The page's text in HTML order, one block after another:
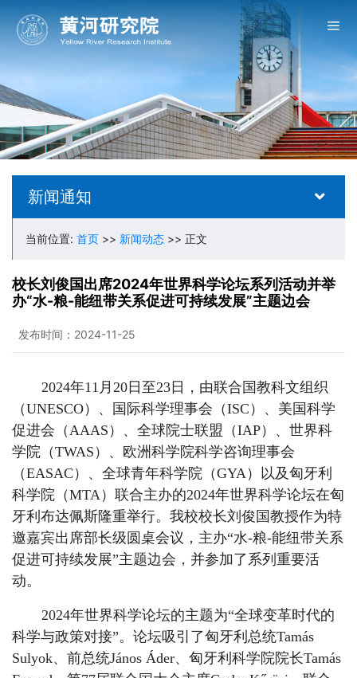
新闻通知
当前位置: 首页 >> 新闻动态 >> 正文
校长刘俊国出席2024年世界科学论坛系列活动并举
办“水-粮-能纽带关系促进可持续发展”主题边会
发布时间：2024-11-25
2024年11月20日至23日，由联合国教科文组织
（UNESCO）、国际科学理事会（ISC）、美国科学
促进会（AAAS）、全球院士联盟（IAP）、世界科
学院（TWAS）、欧洲科学院科学咨询理事会
（EASAC）、全球青年科学院（GYA）以及匈牙利
科学院（MTA）联合主办的2024年世界科学论坛在匈
牙利布达佩斯隆重举行。我校校长刘俊国教授作为特
邀嘉宾出席部长级圆桌会议，主办“水-粮-能纽带关系
促进可持续发展”主题边会，并参加了系列重要活
动。
2024年世界科学论坛的主题为“全球变革时代的
科学与政策对接”。论坛吸引了匈牙利总统Tamás
Sulyok、前总统János Áder、匈牙利科学院院长Tamás